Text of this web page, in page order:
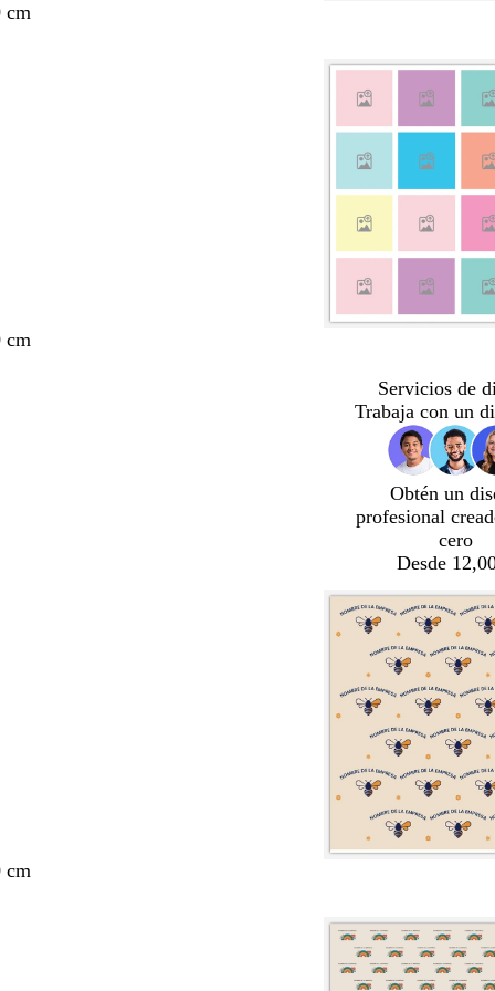
cm
cm
Servicios de
Trabaja con un
Obtén un
profesional
cero
Desde
cm